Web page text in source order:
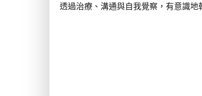
透過治療、溝通與自我覺察，有意識地